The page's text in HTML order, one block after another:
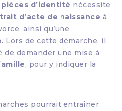
pièces d’identité nécessite
d’acte de naissance à
ainsi qu’une
. Lors de cette démarche, il
demander une mise à
, pour y indiquer la
pourrait entraîner